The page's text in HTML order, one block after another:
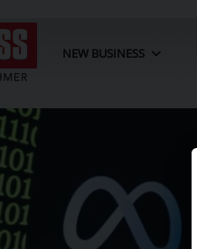
NEW BUSINESS